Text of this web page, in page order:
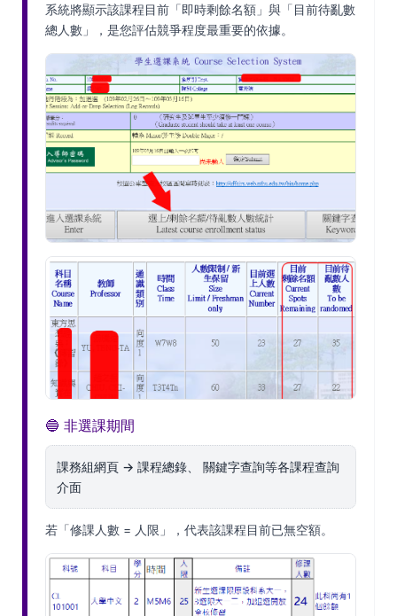
系統將顯示該課程目前「即時剩餘名額」與「目前待亂數
總人數」，是您評估競爭程度最重要的依據。
🔵 非選課期間
課務組網頁 → 課程總錄、 關鍵字查詢等各課程查詢
介面
若「修課人數 = 人限」，代表該課程目前已無空額。